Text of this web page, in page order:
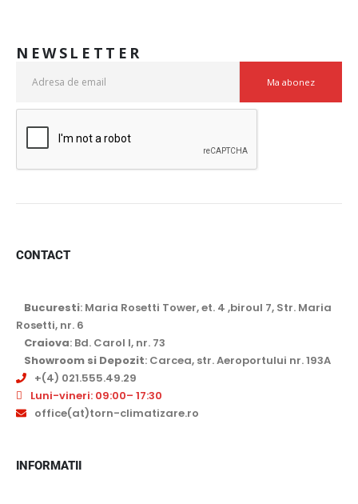
NEWSLETTER
CONTACT
Bucuresti: Maria Rosetti Tower, et. 4 ,biroul 7, Str. Maria
Rosetti, nr. 6
Craiova: Bd. Carol I, nr. 73
Showroom si Depozit: Carcea, str. Aeroportului nr. 193A
+(4) 021.555.49.29
Luni-vineri: 09:00– 17:30
office(at)torn-climatizare.ro
INFORMATII